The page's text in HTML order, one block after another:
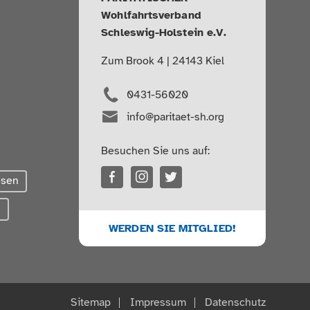
Wohlfahrtsverband
Schleswig-Holstein e.V.
Zum Brook 4 | 24143 Kiel
0431-56020
info@paritaet-sh.org
Besuchen Sie uns auf:
WERDEN SIE MITGLIED!
Sitemap Impressum Datenschutz